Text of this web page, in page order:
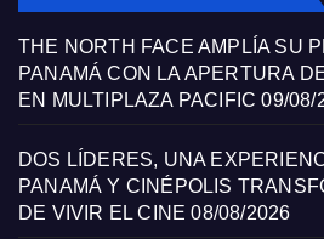
THE NORTH FACE AMPLÍA SU
PANAMÁ CON LA APERTURA
EN MULTIPLAZA PACIFIC 09/08/
DOS LÍDERES, UNA
PANAMÁ Y CINÉPOLIS
DE VIVIR EL CINE 08/08/2026